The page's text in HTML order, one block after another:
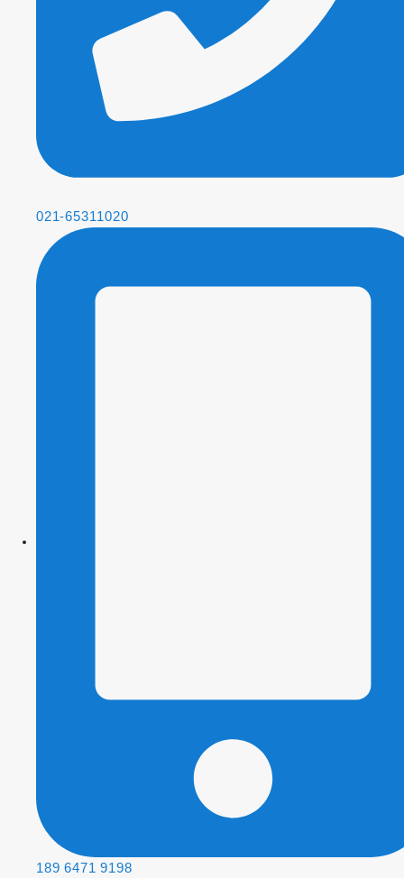
021-65311020
189 6471 9198